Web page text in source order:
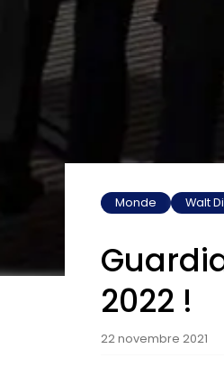
Monde Walt
2022 !
22 novembre 2021